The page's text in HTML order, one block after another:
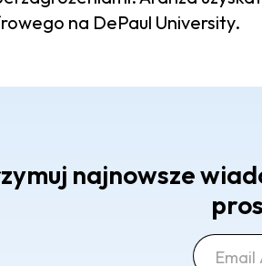
na DePaul University.
najnowsze